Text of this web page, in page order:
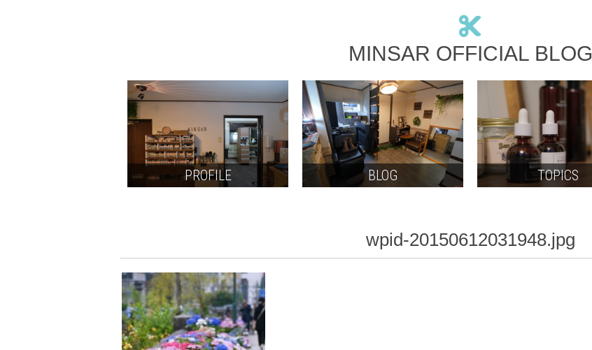
MINSAR OFFICIAL BLOG
PROFILE BLOG TOPICS
wpid-20150612031948.jpg